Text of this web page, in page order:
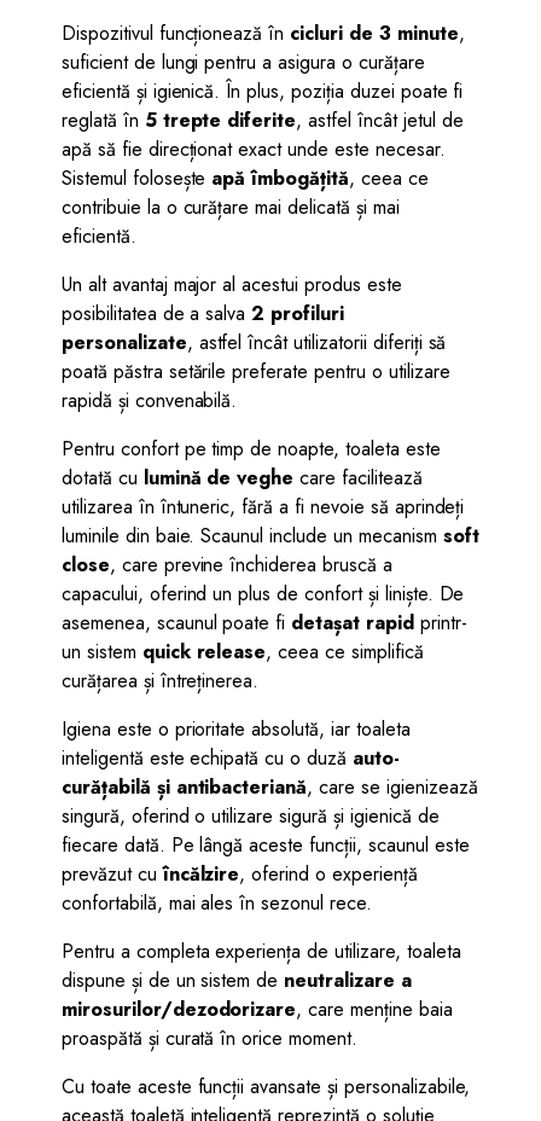
Dispozitivul funcționează în cicluri de 3 minute,
suficient de lungi pentru a asigura o curățare
eficientă și igienică. În plus, poziția duzei poate fi
reglată în 5 trepte diferite, astfel încât jetul de
apă să fie direcționat exact unde este necesar.
Sistemul folosește apă îmbogățită, ceea ce
contribuie la o curățare mai delicată și mai
eficientă.
Un alt avantaj major al acestui produs este
posibilitatea de a salva2 profiluri
personalizate, astfel încât utilizatorii diferiți să
poată păstra setările preferate pentru o utilizare
rapidă și convenabilă.
Pentru confort pe timp de noapte, toaleta este
dotată cu lumină de veghe care facilitează
utilizarea în întuneric, fără a fi nevoie să aprindeți
luminile din baie. Scaunul include un mecanism soft
close, care previne închiderea bruscă a
capacului, oferind un plus de confort și liniște. De
asemenea, scaunul poate fi detașat rapidprintr-
un sistem quick release, ceea ce simplifică
curățarea și întreținerea.
Igiena este o prioritate absolută, iar toaleta
inteligentă este echipată cu o duză auto-
curățabilă și antibacteriană, care se igienizează
singură, oferind o utilizare sigură și igienică de
fiecare dată. Pe lângă aceste funcții, scaunul este
prevăzut cuîncălzire, oferind o experiență
confortabilă, mai ales în sezonul rece.
Pentru a completa experiența de utilizare, toaleta
dispune și de un sistem de neutralizare a
mirosurilor/dezodorizare, care menține baia
proaspătă și curată în orice moment.
Cu toate aceste funcții avansate și personalizabile,